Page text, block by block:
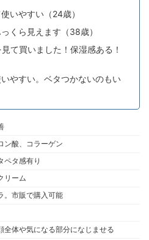
いやすい（24歳）
くら見えます（38歳）
て買いました！保湿感ある！
やすい。ベタつかないのもい
ン酸、コラーゲン
ペタ感有り
リーム
。市販で購入可能
全体や気になる部分になじませる